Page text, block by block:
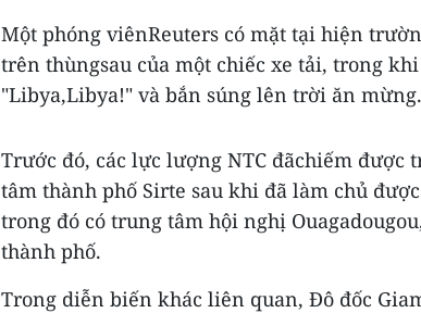
Một phóng viênReuters có mặt tại hiện
trên thùngsau của một chiếc xe tải, trong khi
"Libya,Libya!" và bắn súng lên trời ăn mừng.
Trước đó, các lực lượng NTC đãchiếm được
tâm thành phố Sirte sau khi đã làm chủ
trong đó có trung tâm hội nghị
thành phố.
Trong diễn biến khác liên quan, Đô đốc